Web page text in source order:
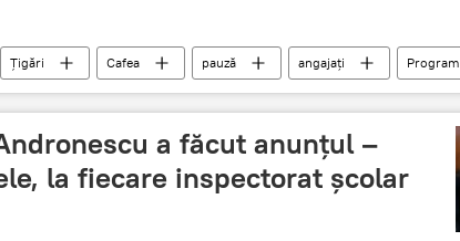
Țigări Cafea pauză angajați Program
a făcut anunțul –
la fiecare inspectorat școlar